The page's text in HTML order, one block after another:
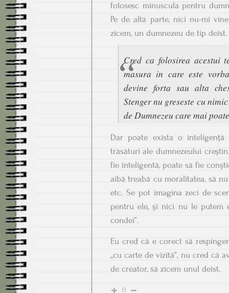
folosesc minuscula pentru
Pe de altă parte, nici nu-mi
zicem, un dumnezeu de tip deist.
Cred ca folosirea acestui
masura in care este
devine forta sau alta
Stenger nu greseste cu
de Dumnezeu care mai
Dar poate exista o
trăsături ale dumnezeului
fie inteligentă, poate să fie
aibă treabă cu moralitatea, să
etc. Se pot imagina zeci de
pentru ele, și nici nu le putem
condei”.
Eu cred că e corect să
„cu carte de vizită”, nu cred că
de creator, să zicem unul deist.
0